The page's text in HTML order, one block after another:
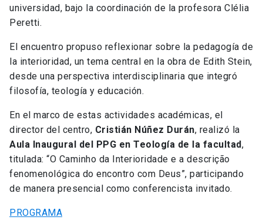
universidad, bajo la coordinación de la profesora Clélia
Peretti.
El encuentro propuso reflexionar sobre la pedagogía de
la interioridad, un tema central en la obra de Edith Stein,
desde una perspectiva interdisciplinaria que integró
filosofía, teología y educación.
En el marco de estas actividades académicas, el
director del centro, Cristián Núñez Durán, realizó la
Aula Inaugural del PPG en Teología de la facultad,
titulada: “O Caminho da Interioridade e a descrição
fenomenológica do encontro com Deus”, participando
de manera presencial como conferencista invitado.
PROGRAMA